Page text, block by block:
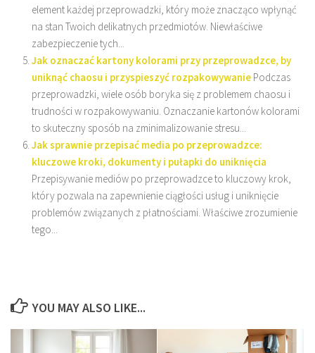
element każdej przeprowadzki, który może znacząco wpłynąć
na stan Twoich delikatnych przedmiotów. Niewłaściwe
zabezpieczenie tych...
Jak oznaczać kartony kolorami przy przeprowadzce, by
uniknąć chaosu i przyspieszyć rozpakowywanie Podczas
przeprowadzki, wiele osób boryka się z problemem chaosu i
trudności w rozpakowywaniu. Oznaczanie kartonów kolorami
to skuteczny sposób na zminimalizowanie stresu...
Jak sprawnie przepisać media po przeprowadzce:
kluczowe kroki, dokumenty i pułapki do uniknięcia
Przepisywanie mediów po przeprowadzce to kluczowy krok,
który pozwala na zapewnienie ciągłości usług i uniknięcie
problemów związanych z płatnościami. Właściwe zrozumienie
tego...
YOU MAY ALSO LIKE...